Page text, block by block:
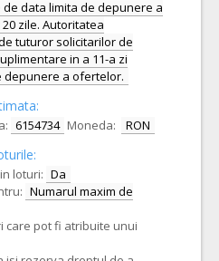
data limita de depunere a
zile. Autoritatea
tuturor solicitarilor de
in a 11-a zi
depunere a ofertelor.
6154734 Moneda: RON
loturi: Da
Numarul maxim de
care pot fi atribuite unui